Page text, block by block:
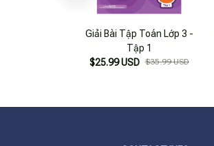
Giải Bài Tập Toán Lớp 3 -
Tập 1
$25.99 USD $35.99 USD